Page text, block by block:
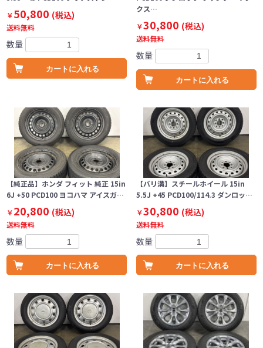
￥50,800 (税込)
送料無料
数量
カートに入れる
クス…
￥30,800 (税込)
送料無料
数量
カートに入れる
【純正品】ホンダ フィット 純正 15in
6J +50 PCD100 ヨコハマ アイスガ…
￥20,800 (税込)
送料無料
数量
カートに入れる
【バリ溝】スチールホイール 15in
5.5J +45 PCD100/114.3 ダンロッ…
￥30,800 (税込)
送料無料
数量
カートに入れる